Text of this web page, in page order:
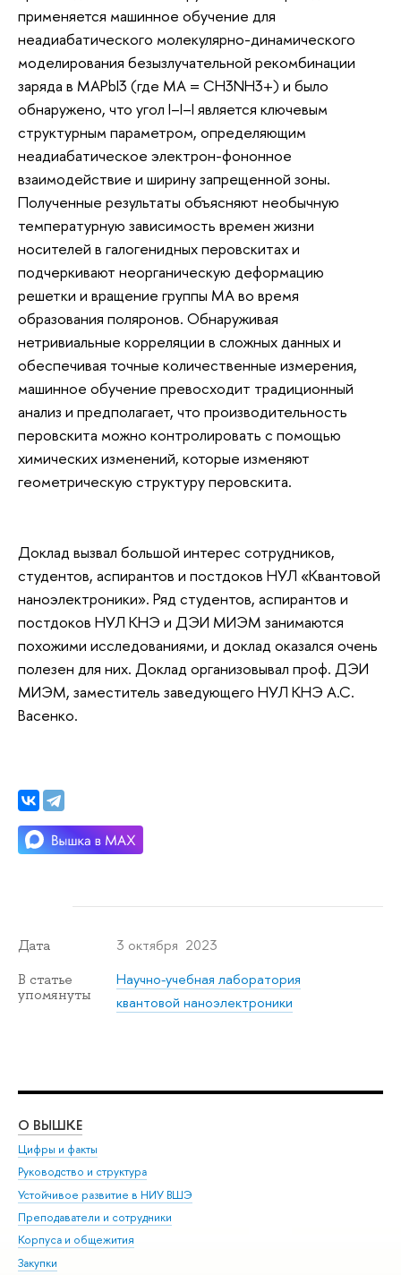
применяется машинное обучение для
неадиабатического молекулярно-динамического
моделирования безызлучательной рекомбинации
заряда в MAPbI3 (где MA = CH3NH3+) и было
обнаружено, что угол I–I–I является ключевым
структурным параметром, определяющим
неадиабатическое электрон-фононное
взаимодействие и ширину запрещенной зоны.
Полученные результаты объясняют необычную
температурную зависимость времен жизни
носителей в галогенидных перовскитах и
подчеркивают неорганическую деформацию
решетки и вращение группы МА во время
образования поляронов. Обнаруживая
нетривиальные корреляции в сложных данных и
обеспечивая точные количественные измерения,
машинное обучение превосходит традиционный
анализ и предполагает, что производительность
перовскита можно контролировать с помощью
химических изменений, которые изменяют
геометрическую структуру перовскита.
Доклад вызвал большой интерес сотрудников,
студентов, аспирантов и постдоков НУЛ «Квантовой
наноэлектроники». Ряд студентов, аспирантов и
постдоков НУЛ КНЭ и ДЭИ МИЭМ занимаются
похожими исследованиями, и доклад оказался очень
полезен для них. Доклад организовывал проф. ДЭИ
МИЭМ, заместитель заведующего НУЛ КНЭ А.С.
Васенко.
Дата 3 октября 2023
В статье
упомянуты
Научно-учебная лаборатория
квантовой наноэлектроники
О ВЫШКЕ
Цифры и факты
Руководство и структура
Устойчивое развитие в НИУ ВШЭ
Преподаватели и сотрудники
Корпуса и общежития
Закупки